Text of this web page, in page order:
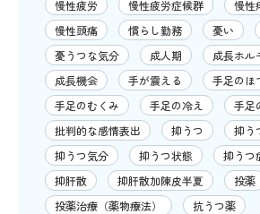
慢性疲労
慢性疲労症候群
慢性
慢性頭痛
慣らし勤務 憂い
憂うつな気分
成人期
成長ホル
成長機会
手が震える
手足のほ
手足のむくみ
手足の冷え
手足
批判的な感情表出
抑うつ
抑う
抑うつ気分
抑うつ状態 抑うつ
抑肝散
抑肝散加陳皮半夏 投薬
投薬治療（薬物療法）
抗うつ薬